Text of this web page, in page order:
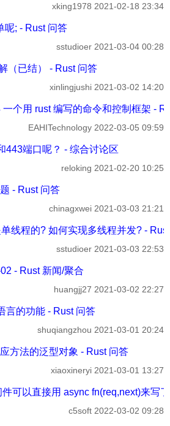
xking1978 2021-02-18 23:34
呢; - Rust 问答
sstudioer 2021-03-04 00:28
（已结） - Rust 问答
xinlingjushi 2021-03-02 14:20
一个用 rust 编写的命令和控制框架 -
EAHITechnology 2022-03-05 09:59
443端口呢？ - 综合讨论区
reloking 2021-02-20 10:25
- Rust 问答
chinagxwei 2021-03-03 21:21
线程的? 如何实现多线程并发? -
sstudioer 2021-03-03 22:53
- Rust 新闻/聚合
huangjj27 2021-03-02 22:27
言的功能 - Rust 问答
shuqiangzhou 2021-03-01 20:24
方法的泛型对象 - Rust 问答
xiaoxineryi 2021-03-01 13:27
可以直接用 async fn(req,next)来写
c5soft 2022-03-02 09:28